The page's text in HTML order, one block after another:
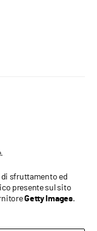
sfruttamento ed
presente sul sito
Getty Images.